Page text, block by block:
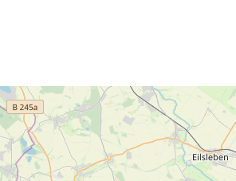
http://data.europa.eu/88u/
528c3-403f-420e-8b88-
f5ebf7d5c313